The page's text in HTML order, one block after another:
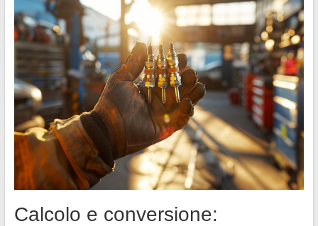
Calcolo e conversione: